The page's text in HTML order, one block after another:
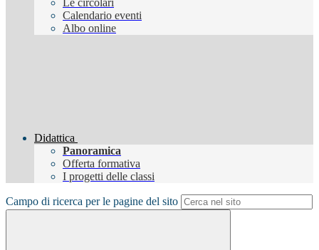
Le circolari
Calendario eventi
Albo online
Didattica
Panoramica
Offerta formativa
I progetti delle classi
Campo di ricerca per le pagine del sito